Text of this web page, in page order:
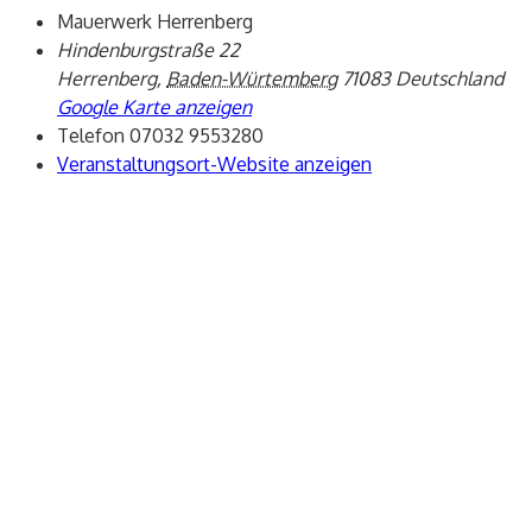
Mauerwerk Herrenberg
Hindenburgstraße 22
Herrenberg, Baden-Würtemberg 71083 Deutschland
Google Karte anzeigen
Telefon 07032 9553280
Veranstaltungsort-Website anzeigen